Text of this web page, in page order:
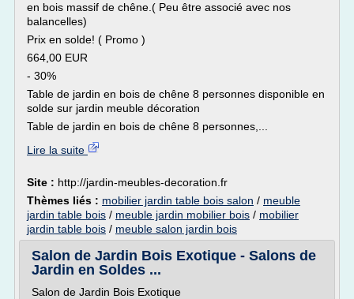
en bois massif de chêne.( Peu être associé avec nos
balancelles)
Prix en solde! ( Promo )
664,00 EUR
- 30%
Table de jardin en bois de chêne 8 personnes disponible en
solde sur jardin meuble décoration
Table de jardin en bois de chêne 8 personnes,...
Lire la suite
Site : http://jardin-meubles-decoration.fr
Thèmes liés : mobilier jardin table bois salon / meuble
jardin table bois / meuble jardin mobilier bois / mobilier
jardin table bois / meuble salon jardin bois
Salon de Jardin Bois Exotique - Salons de
Jardin en Soldes ...
Salon de Jardin Bois Exotique